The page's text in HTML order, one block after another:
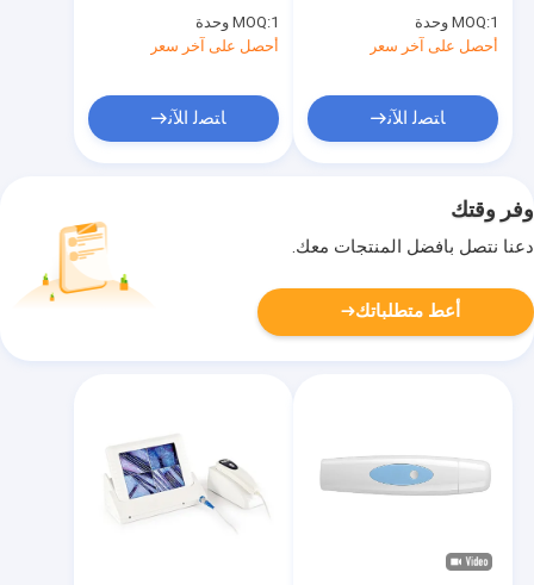
MOQ:1 وحدة
أحصل على آخر سعر
ﺎﺘﺼﻟ ﺍﻶﻧ
1080P عالية الوضوحMOQ:1 وحدة
أحصل على آخر سعر
ﺎﺘﺼﻟ ﺍﻶﻧ
وفر وقتك
دعنا نتصل بأفضل المنتجات معك.
أعط متطلباتك